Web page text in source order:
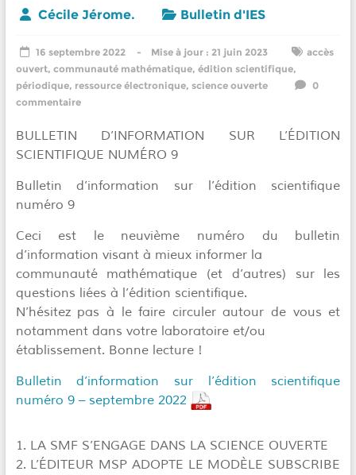
Cécile Jérome. Bulletin d'IES
16 septembre 2022 21 juin 2023
accès
ouvert, communauté mathématique, édition scientifique,
périodique, ressource électronique, science ouverte
0
commentaire
BULLETIN D’INFORMATION SUR L’ÉDITION
SCIENTIFIQUE NUMÉRO 9
Bulletin d’information sur l’édition scientifique
numéro 9
Ceci est le neuvième numéro du bulletin
d’information visant à mieux informer la
communauté mathématique (et d’autres) sur les
questions liées à l’édition scientifique.
N’hésitez pas à le faire circuler autour de vous et
notamment dans votre laboratoire et/ou
établissement. Bonne lecture !
Bulletin d’information sur l’édition scientifique
numéro 9 – septembre 2022
1. LA SMF S’ENGAGE DANS LA SCIENCE OUVERTE
2. L’ÉDITEUR MSP ADOPTE LE MODÈLE SUBSCRIBE